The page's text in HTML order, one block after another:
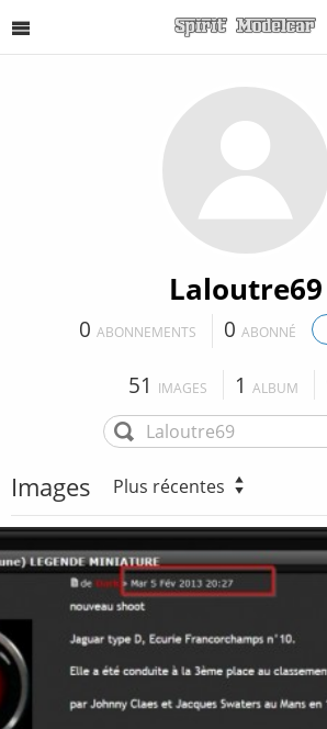
Laloutre69
0 ABONNEMENTS 0 ABONNÉ
51 IMAGES 1 ALBUM
Images Plus récentes